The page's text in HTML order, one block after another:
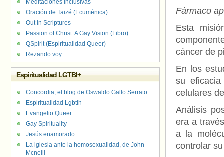
Fármaco
Esta
cáncer de
En los
su
celulares
Análisis
era a
a la
controlar
Meditaciones Inclusivas
Oración de Taizé (Ecuménica)
Out In Scriptures
Passion of Christ: A Gay Vision (Libro)
QSpirit (Espiritualidad Queer)
Rezando voy
Espiritualidad LGTBI+
Concordia, el blog de Oswaldo Gallo Serrato
Espiritualidad Lgbtih
Evangelio Queer.
Gay Spirituality
Jesús enamorado
La iglesia ante la homosexualidad, de John
Mcneill